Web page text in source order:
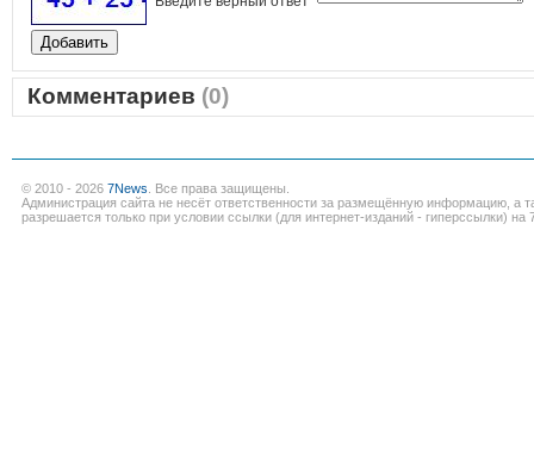
Комментариев (0)
© 2010 - 2026 7News . Все права защищены.
Администрация сайта не несёт ответственности за размещённую информацию, а
разрешается только при условии ссылки (для интернет-изданий - гиперссылки) на